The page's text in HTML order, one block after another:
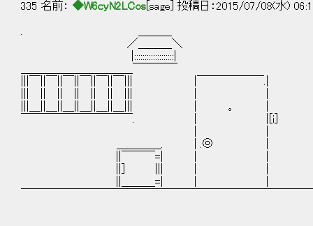
335 名前： ◆W6cyN2LCos [sage] 投稿日：2015/07/08(水)
／＿＿＿＼
|:::::::::::::::::::|
|||＿||＿||＿||＿||＿||＿||| | 。 |
￣￣￣￣￣￣￣￣￣￣. | |[i]
＿＿＿＿. | .◎ |
||￣￣￣=| | |
||＿＿＿=| | |